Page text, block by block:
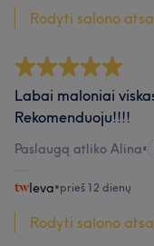
Rodyti salono
Labai maloniai
Rekomenduoju!!!!
Paslaugą atliko Alina•
Ieva•prieš 12 dienų
Rodyti salono